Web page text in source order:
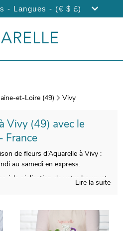
- Langues - (€ $ £)
et-Loire (49) Vivy
Vivy (49) avec le
France
de fleurs d’Aquarelle à Vivy :
au samedi en express.
à la réalisation de votre bouquet
de votre bouquet de fleurs sera
parvenir ce cliché par mail, avant
Lire la suite